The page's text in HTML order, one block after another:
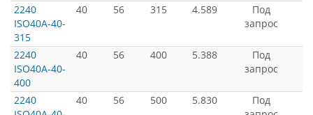
2240
ISO40A-40-
315
40 56 315 4.589
Под
запрос
2240
ISO40A-40-
400
40 56 400 5.388
Под
запрос
2240
40 56 500 5.830
Под